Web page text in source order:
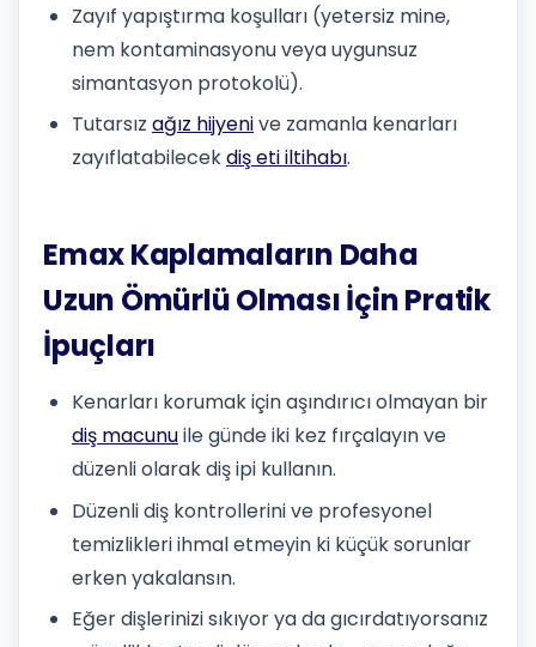
Zayıf yapıştırma koşulları (yetersiz mine,
nem kontaminasyonu veya uygunsuz
simantasyon protokolü).
Tutarsız ağız hijyenive zamanla kenarları
zayıflatabilecekdiş eti iltihabı.
Emax Kaplamaların Daha
Uzun Ömürlü Olması İçin Pratik
İpuçları
Kenarları korumak için aşındırıcı olmayan bir
diş macunuile günde iki kez fırçalayın ve
düzenli olarak diş ipi kullanın.
Düzenli diş kontrollerini ve profesyonel
temizlikleri ihmal etmeyin ki küçük sorunlar
erken yakalansın.
Eğer dişlerinizi sıkıyor ya da gıcırdatıyorsanız